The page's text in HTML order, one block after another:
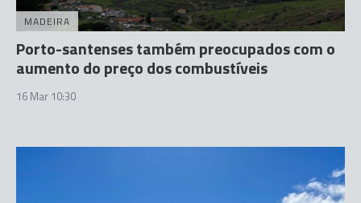
MADEIRA
Porto-santenses também preocupados com o
aumento do preço dos combustíveis
16 Mar 10:30